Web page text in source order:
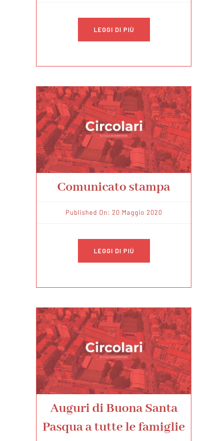
LEGGI DI PIÙ
Comunicato stampa
Published On: 20 Maggio 2020
LEGGI DI PIÙ
Auguri di Buona Santa
Pasqua a tutte le famiglie